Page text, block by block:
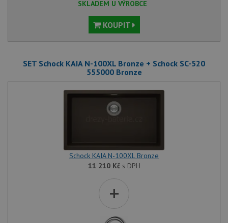
SKLADEM U VÝROBCE
KOUPIT
SET Schock KAIA N-100XL Bronze + Schock SC-520
555000 Bronze
Schock KAIA N-100XL Bronze
11 210 Kčs DPH
+